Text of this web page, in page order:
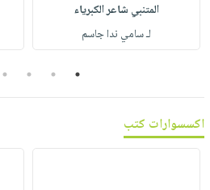
صابون
أطفال
فيديوهات
أسئلة
نيل
وفرات
التسوق
المتنبي شاعر الكبرياء
لـ سامي ندا جاسم
1
2
3
4
اكسسوارات كتب